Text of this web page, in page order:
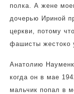
полка. А жене
дочерью Ириной
церкви, потому
фашисты жестоко
Анатолию
когда он в мае
мальчик попал в